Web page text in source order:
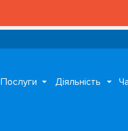
Послуги Діяльність